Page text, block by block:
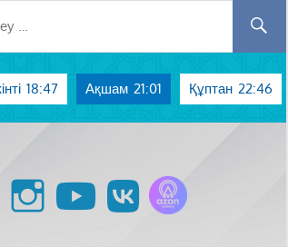
18:47 Ақшам 21:01 Құптан 22:46
facebook instagram youtubevk